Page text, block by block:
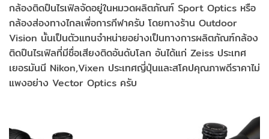
กล้องติดปืนไรเฟิลจัดอยู่ในหมวดผลิตภัณฑ์ Sport Optics หรือ
กล้องส่องทางไกลเพื่อการกีฬาครับ โดยทางร้าน Outdoor
Vision นั้นเป็นตัวแทนจำหน่ายอย่างเป็นทางการผลิตภัณฑ์กล้อง
ติดปืนไรเฟิลที่มีชื่อเสียงติดอันดับโลก อันได้แก่ Zeiss ประเทศ
เยอรมันนี Nikon,Vixen ประเทศญี่ปุ่นและสโคปคุณภาพดีราคาไม่
แพงอย่าง Vector Optics ครับ